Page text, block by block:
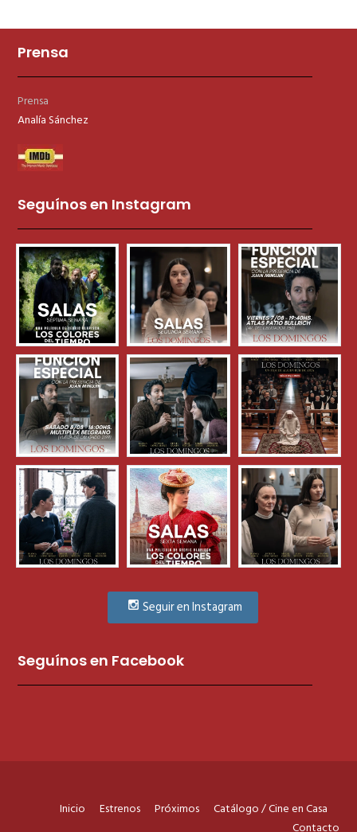
Prensa
Prensa
Analía Sánchez
Seguínos en Instagram
Seguir en Instagram
Seguínos en Facebook
Inicio Estrenos Próximos
Catálogo / Cine en Casa
Contacto